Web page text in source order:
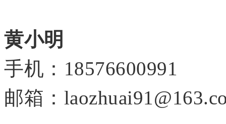
黄小明
手机：18576600991
邮箱：